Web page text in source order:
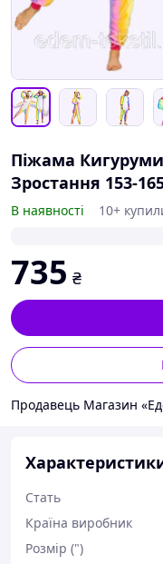
Піжама
Зростання 153-
В наявності
10+
735 ₴
Продавець Магазин
Стать
Країна виробник
Розмір (")